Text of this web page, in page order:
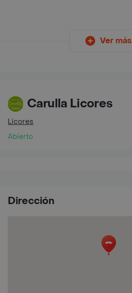
Ver más
Carulla Licores
Licores
Abierto
Dirección